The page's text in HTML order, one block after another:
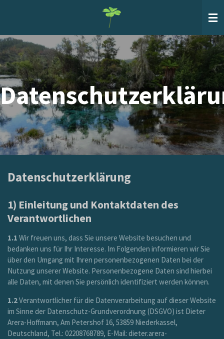
Datenschutzerklärung
1) Einleitung und Kontaktdaten des
Verantwortlichen
1.1 Wir freuen uns, dass Sie unsere Website besuchen und
bedanken uns für Ihr Interesse. Im Folgenden informieren wir Sie
über den Umgang mit Ihren personenbezogenen Daten bei der
Nutzung unserer Website. Personenbezogene Daten sind hierbei
alle Daten, mit denen Sie persönlich identifiziert werden können.
1.2Verantwortlicher für die Datenverarbeitung auf dieser Website
im Sinne der Datenschutz-Grundverordnung (DSGVO) ist Dieter
Arera-Hoffmann, Am Petershof 16, 53859 Niederkassel,
Deutschland, Tel.: 02208768789, E-Mail: dieter.arera-